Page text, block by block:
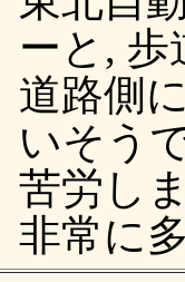
ーと,
道路側
いそう
苦労し
非常に